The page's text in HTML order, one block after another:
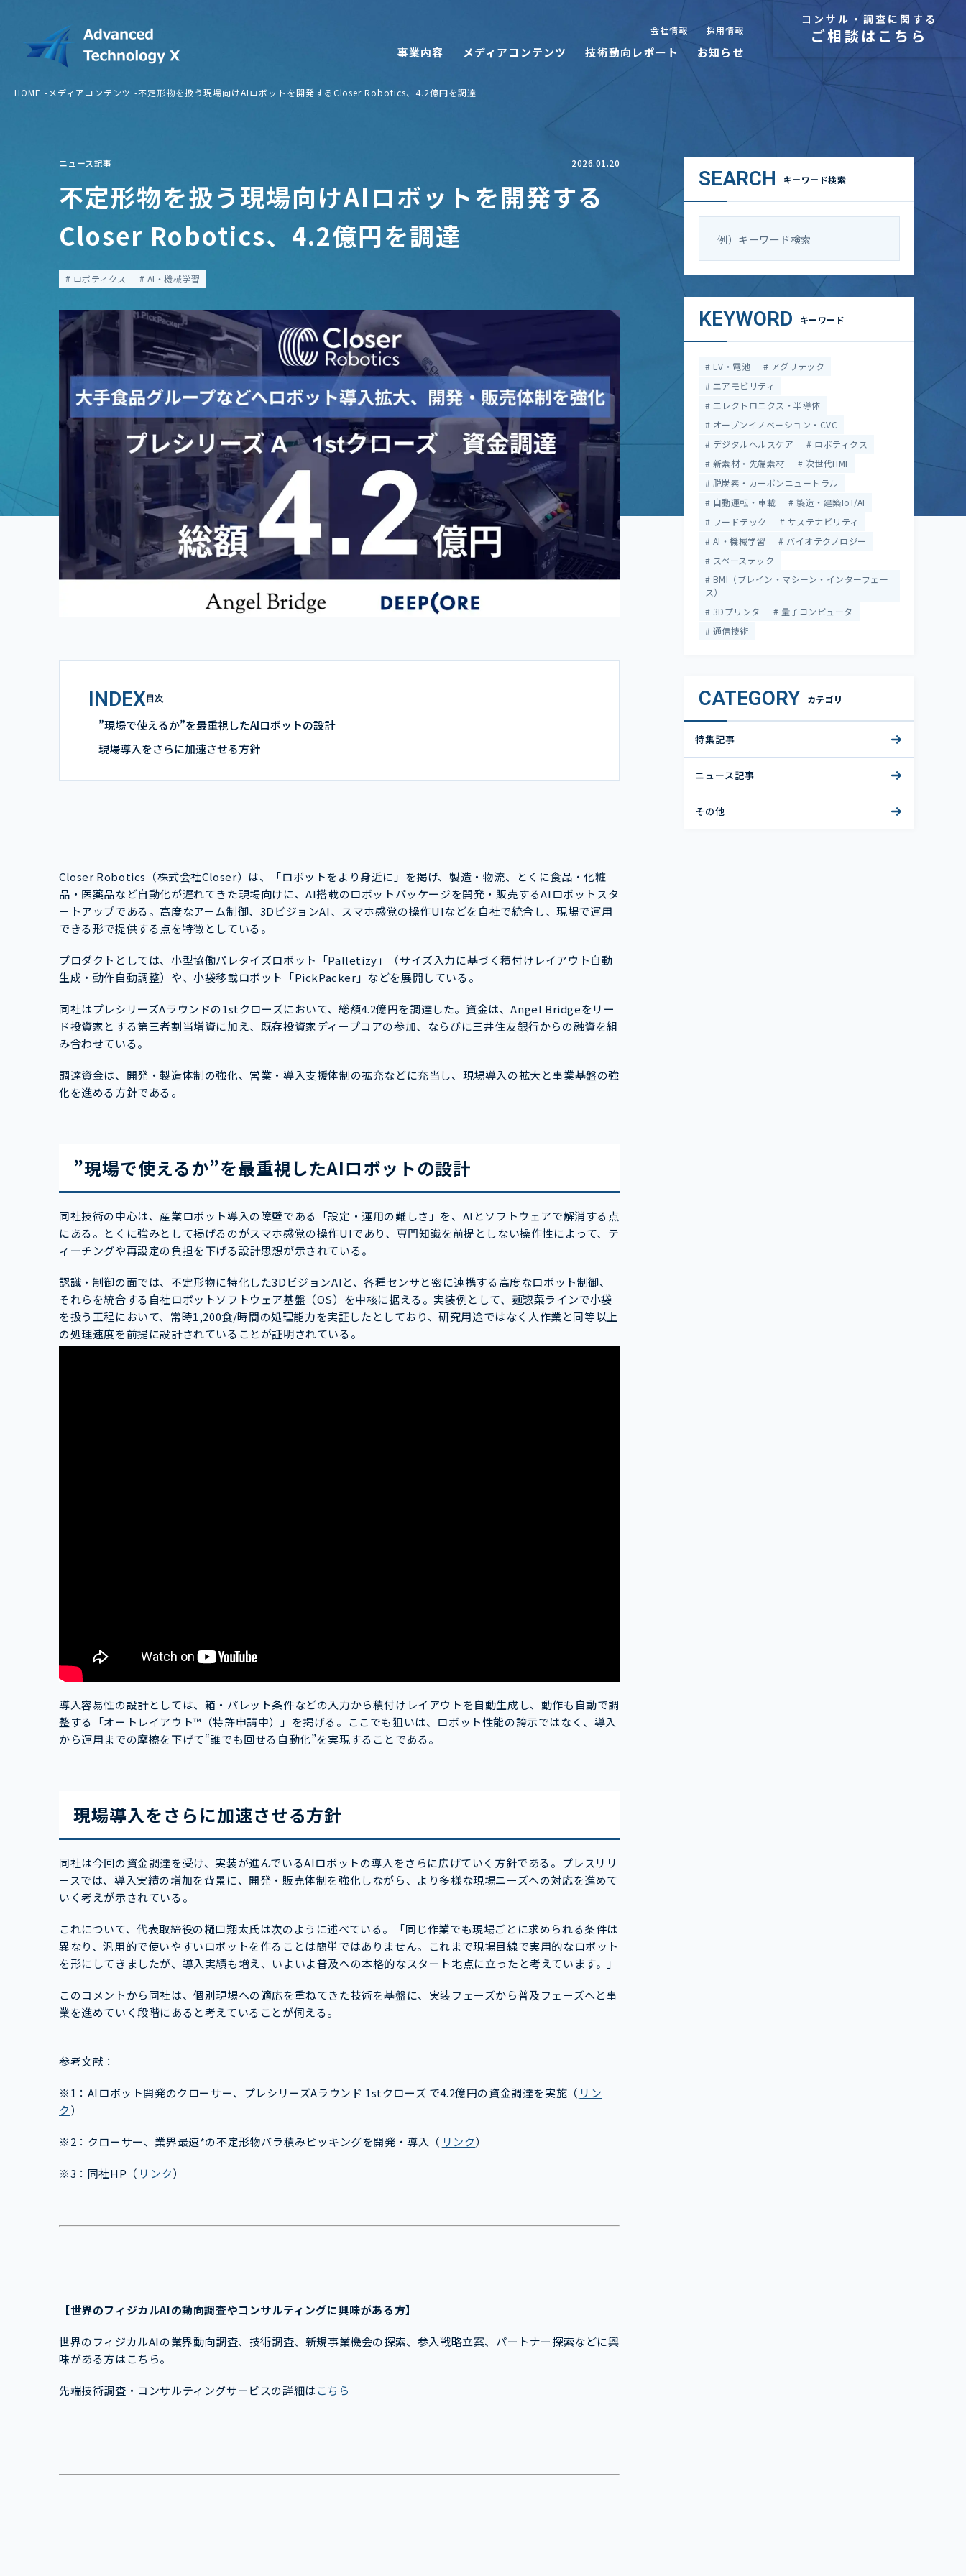
事業内容 メディアコンテンツ 技術動向レポート お知らせ
会社情報 採用情報
コンサル・調査に関する
ご相談はこちら
HOME メディアコンテンツ 不定形物を扱う現場向けAIロボットを開発するCloser Robotics、4.2億円を調達
ニュース記事 2026.01.20
不定形物を扱う現場向けAIロボットを開発する
Closer Robotics、4.2億円を調達
ロボティクス AI・機械学習
INDEX 目次
”現場で使えるか”を最重視したAIロボットの設計
現場導入をさらに加速させる方針
Closer Robotics（株式会社Closer）は、「ロボットをより身近に」を掲げ、製造・物流、とくに食品・化粧
品・医薬品など自動化が遅れてきた現場向けに、AI搭載のロボットパッケージを開発・販売するAIロボットスタ
ートアップである。高度なアーム制御、3DビジョンAI、スマホ感覚の操作UIなどを自社で統合し、現場で運用
できる形で提供する点を特徴としている。
プロダクトとしては、小型協働パレタイズロボット「Palletizy」（サイズ入力に基づく積付けレイアウト自動
生成・動作自動調整）や、小袋移載ロボット「PickPacker」などを展開している。
同社はプレシリーズAラウンドの1stクローズにおいて、総額4.2億円を調達した。資金は、Angel Bridgeをリー
ド投資家とする第三者割当増資に加え、既存投資家ディープコアの参加、ならびに三井住友銀行からの融資を組
み合わせている。
調達資金は、開発・製造体制の強化、営業・導入支援体制の拡充などに充当し、現場導入の拡大と事業基盤の強
化を進める方針である。
”現場で使えるか”を最重視したAIロボットの設計
同社技術の中心は、産業ロボット導入の障壁である「設定・運用の難しさ」を、AIとソフトウェアで解消する点
にある。とくに強みとして掲げるのがスマホ感覚の操作UIであり、専門知識を前提としない操作性によって、テ
ィーチングや再設定の負担を下げる設計思想が示されている。
認識・制御の面では、不定形物に特化した3DビジョンAIと、各種センサと密に連携する高度なロボット制御、
それらを統合する自社ロボットソフトウェア基盤（OS）を中核に据える。実装例として、麺惣菜ラインで小袋
を扱う工程において、常時1,200食/時間の処理能力を実証したとしており、研究用途ではなく人作業と同等以上
の処理速度を前提に設計されていることが証明されている。
導入容易性の設計としては、箱・パレット条件などの入力から積付けレイアウトを自動生成し、動作も自動で調
整する「オートレイアウト™（特許申請中）」を掲げる。ここでも狙いは、ロボット性能の誇示ではなく、導入
から運用までの摩擦を下げて“誰でも回せる自動化”を実現することである。
現場導入をさらに加速させる方針
同社は今回の資金調達を受け、実装が進んでいるAIロボットの導入をさらに広げていく方針である。プレスリリ
ースでは、導入実績の増加を背景に、開発・販売体制を強化しながら、より多様な現場ニーズへの対応を進めて
いく考えが示されている。
これについて、代表取締役の樋口翔太氏は次のように述べている。「同じ作業でも現場ごとに求められる条件は
異なり、汎用的で使いやすいロボットを作ることは簡単ではありません。これまで現場目線で実用的なロボット
を形にしてきましたが、導入実績も増え、いよいよ普及への本格的なスタート地点に立ったと考えています。」
このコメントから同社は、個別現場への適応を重ねてきた技術を基盤に、実装フェーズから普及フェーズへと事
業を進めていく段階にあると考えていることが伺える。
参考文献：
※1： AIロボット開発のクローサー、プレシリーズAラウンド 1stクローズ で4.2億円の資金調達を実施 （ リン
ク）
※2：クローサー、業界最速*の不定形物バラ積みピッキングを開発・導入（ リンク）
※3：同社HP （ リンク）
【世界のフィジカルAIの動向調査やコンサルティングに興味がある方】
世界のフィジカルAIの業界動向調査、技術調査、新規事業機会の探索、参入戦略立案、パートナー探索などに興
味がある方はこちら。
先端技術調査・コンサルティングサービスの詳細はこちら
SEARCH キーワード検索
KEYWORD キーワード
EV・電池
アグリテック
エアモビリティ
エレクトロニクス・半導体
オープンイノベーション・CVC
デジタルヘルスケア
ロボティクス
新素材・先端素材
次世代HMI
脱炭素・カーボンニュートラル
自動運転・車載
製造・建築IoT/AI
フードテック
サステナビリティ
AI・機械学習
バイオテクノロジー
スペーステック
BMI（ブレイン・マシーン・インターフェー
ス）
3Dプリンタ
量子コンピュータ
通信技術
CATEGORY カテゴリ
特集記事
ニュース記事
その他